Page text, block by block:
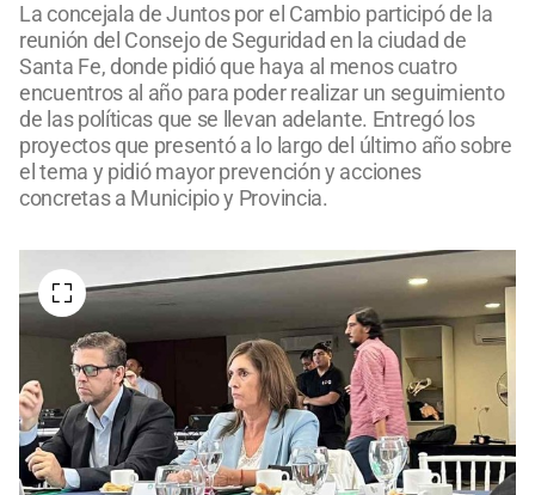
La concejala de Juntos por el Cambio participó de la
reunión del Consejo de Seguridad en la ciudad de
Santa Fe, donde pidió que haya al menos cuatro
encuentros al año para poder realizar un seguimiento
de las políticas que se llevan adelante. Entregó los
proyectos que presentó a lo largo del último año sobre
el tema y pidió mayor prevención y acciones
concretas a Municipio y Provincia.